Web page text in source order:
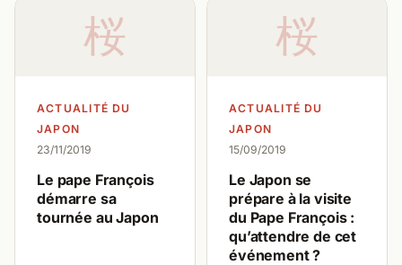
桜
ACTUALITÉ DU
JAPON
23/11/2019
Le pape François
démarre sa
tournée au Japon
桜
ACTUALITÉ DU
JAPON
15/09/2019
Le Japon se
prépare à la visite
du Pape François :
qu’attendre de cet
événement ?